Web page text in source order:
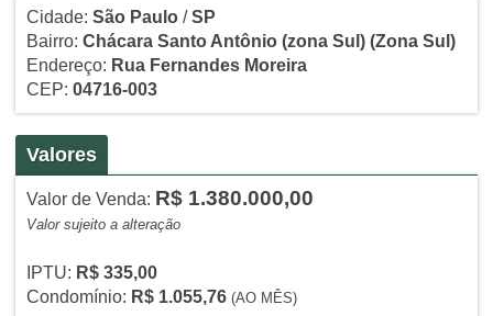
Cidade: São Paulo/SP
Bairro: Chácara Santo Antônio (zona Sul) (Zona Sul)
Endereço: Rua Fernandes Moreira
CEP: 04716-003
Valores
Valor de Venda: R$ 1.380.000,00
Valor sujeito a alteração
IPTU: R$ 335,00
Condomínio: R$ 1.055,76 (AO MÊS)